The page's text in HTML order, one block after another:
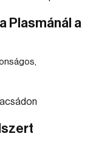
Plasmánál a